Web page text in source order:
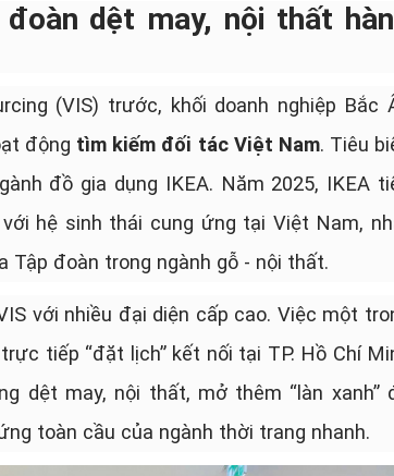
dệt may, nội thất
(VIS) trước, khối doanh nghiệp Bắc
động tìm kiếm đối tác Việt Nam. Tiêu
đồ gia dụng IKEA. Năm 2025, IKEA
hệ sinh thái cung ứng tại Việt Nam,
Tập đoàn trong ngành gỗ - nội thất.
với nhiều đại diện cấp cao. Việc một
tiếp “đặt lịch” kết nối tại TP. Hồ Chí
dệt may, nội thất, mở thêm “làn xanh”
toàn cầu của ngành thời trang nhanh.